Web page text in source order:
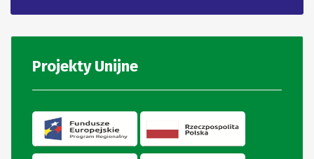
Projekty Unijne